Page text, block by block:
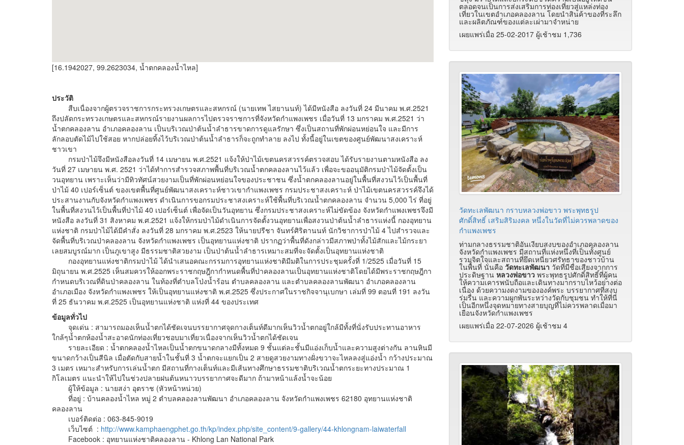
[16.1942027, 99.2623034, น้ำตกคลองน้ำไหล]
ประวัติ
สืบเนื่องจากผู้ตรวจราชการกระทรวงเกษตรและสหกรณ์ (นายเทพ ไสยานนท์) ได้มีหนังสือ ลงวันที่ 24 มีนาคม พ.ศ.2521
ถึงปลัดกระทรวงเกษตรและสหกรณ์รายงานผลการไปตรวจราชการที่จังหวัดกำแพงเพชร เมื่อวันที่ 13 มกราคม พ.ศ.2521 ว่า
น้ำตกคลองลาน อำเภอคลองลาน เป็นบริเวณป่าต้นน้ำลำธารขาดการดูแลรักษา ซึ่งเป็นสถานที่พักผ่อนหย่อนใจ และมีการ
ลักลอบตัดไม้ไปใช้สอย หากปล่อยทิ้งไว้บริเวณป่าต้นน้ำลำธารก็จะถูกทำลาย ลงไป ทั้งนี้อยู่ในเขตของศูนย์พัฒนาสงเคราะห์
ชาวเขา
กรมป่าไม้จึงมีหนังสือลงวันที่ 14 เมษายน พ.ศ.2521 แจ้งให้ป่าไม้เขตนครสวรรค์ตรวจสอบ ได้รับรายงานตามหนังสือ ลง
วันที่ 27 เมษายน พ.ศ. 2521 ว่าได้ทำการสำรวจสภาพพื้นที่บริเวณน้ำตกคลองลานไว้แล้ว เพื่อจะขออนุมัติกรมป่าไม้จัดตั้งเป็น
วนอุทยาน เพราะเห็นว่ามีทิวทัศน์สวยงามเป็นที่พักผ่อนหย่อนใจของประชาชน ซึ่งน้ำตกคลองลานอยู่ในพื้นที่สงวนไว้เป็นพื้นที่
ป่าไม้ 40 เปอร์เซ็นต์ ของเขตพื้นที่ศูนย์พัฒนาสงเคราะห์ชาวเขากำแพงเพชร กรมประชาสงเคราะห์ ป่าไม้เขตนครสวรรค์จึงได้
ประสานงานกับจังหวัดกำแพงเพชร ดำเนินการขอกรมประชาสงเคราะห์ใช้พื้นที่บริเวณน้ำตกคลองลาน จำนวน 5,000 ไร่ ที่อยู่
ในพื้นที่สงวนไว้เป็นพื้นที่ป่าไม้ 40 เปอร์เซ็นต์ เพื่อจัดเป็นวันอุทยาน ซึ่งกรมประชาสงเคราะห์ไม่ขัดข้อง จังหวัดกำแพงเพชรจึงมี
หนังสือ ลงวันที่ 31 สิงหาคม พ.ศ.2521 แจ้งให้กรมป่าไม้ดำเนินการจัดตั้งวนอุทยานเพื่อสงวนป่าต้นน้ำลำธารแห่งนี้ กองอุทยาน
แห่งชาติ กรมป่าไม้ได้มีคำสั่ง ลงวันที่ 28 มกราคม พ.ศ.2523 ให้นายปรีชา จันทร์ศิริตานนท์ นักวิชาการป่าไม้ 4 ไปสำรวจและ
จัดพื้นที่บริเวณป่าคลองลาน จังหวัดกำแพงเพชร เป็นอุทยานแห่งชาติ ปรากฏว่าพื้นที่ดังกล่าวมีสภาพป่าทั้งไม้สักและไม้กระยา
เลยสมบูรณ์มาก เป็นภูเขาสูง มีธรรมชาติสวยงาม เป็นป่าต้นน้ำลำธารเหมาะสมที่จะจัดตั้งเป็นอุทยานแห่งชาติ
กองอุทยานแห่งชาติกรมป่าไม้ ได้นำเสนอคณะกรรมการอุทยานแห่งชาติมีมติในการประชุมครั้งที่ 1/2525 เมื่อวันที่ 15
มิถุนายน พ.ศ.2525 เห็นสมควรให้ออกพระราชกฤษฎีกากำหนดพื้นที่ป่าคลองลานเป็นอุทยานแห่งชาติโดยได้มีพระราชกฤษฎีกา
กำหนดบริเวณที่ดินป่าคลองลาน ในท้องที่ตำบลโป่งน้ำร้อน ตำบลคลองลาน และตำบลคลองลานพัฒนา อำเภอคลองลาน
อำเภอเมือง จังหวัดกำแพงเพชร ให้เป็นอุทยานแห่งชาติ พ.ศ.2525 ซึ่งประกาศในราชกิจจานุเบกษา เล่มที่ 99 ตอนที่ 191 ลงวัน
ที่ 25 ธันวาคม พ.ศ.2525 เป็นอุทยานแห่งชาติ แห่งที่ 44 ของประเทศ
ข้อมูลทั่วไป
จุดเด่น : สามารถมองเห็นน้ำตกได้ชัดเจนบรรยากาศจุดกางเต็นท์ดีมากเห็นวิวน้ำตกอยู่ใกล้มีทั้งที่นั่งรับประทานอาหาร
ใกล้ๆน้ำตกห้องน้ำสะอาดนักท่องเที่ยวชอบมาเที่ยวเนื่องจากเห็นวิวน้ำตกได้ชัดเจน
รายละเอียด : น้ำตกคลองน้ำไหลเป็นน้ำตกขนาดกลางมีทั้งหมด 9 ชั้นแต่ละชั้นมีแอ่งเก็บน้ำและความสูงต่างกัน ลานหินมี
ขนาดกว้างเป็นสีนิล เมื่อตัดกับสายน้ำในชั้นที่ 3 น้ำตกจะแยกเป็น 2 สายดูสวยงามทางฝั่งขวาจะไหลลงสู่แอ่งน้ำ กว้างประมาณ
3 เมตร เหมาะสำหรับการเล่นน้ำตก มีสถานที่กางเต็นท์และมีเส้นทางศึกษาธรรมชาติบริเวณน้ำตกระยะทางประมาณ 1
กิโลเมตร แนะนำให้ไปในช่วงปลายฝนต้นหนาวบรรยากาศจะดีมาก ถ้ามาหน้าแล้งน้ำจะน้อย
ผู้ให้ข้อมูล : นายสง่า อุตราช (หัวหน้าหน่วย)
ที่อยู่ : บ้านคลองน้ำไหล หมู่ 2 ตำบลคลองลานพัฒนา อำเภอคลองลาน จังหวัดกำแพงเพชร 62180 อุทยานแห่งชาติ
คลองลาน
เบอร์ติดต่อ : 063-845-9019
เว็บไซต์ : http://www.kamphaengphet.go.th/kp/index.php/site_content/9-gallery/44-khlongnam-laiwaterfall
Facebook : อุทยานแห่งชาติคลองลาน - Khlong Lan National Park
ตลอดจนเป็นการส่งเสริมการท่องเที่ยวสู่แหล่งท่อง
เที่ยวในเขตอำเภอคลองลาน โดยนำสินค้าของที่ระลึก
และผลิตภัณฑ์ของแต่ละเผ่ามาจำหน่าย
เผยแพร่เมื่อ 25-02-2017 ผู้เช้าชม 1,736
วัดทะเลพัฒนา กราบหลวงพ่อขาว พระพุทธรูป
ศักดิ์สิทธิ์ เสริมสิริมงคล หนึ่งในวัดที่ไม่ควรพลาดของ
กำแพงเพชร
ท่ามกลางธรรมชาติอันเงียบสงบของอำเภอคลองลาน
จังหวัดกำแพงเพชร มีสถานที่แห่งหนึ่งที่เป็นทั้งศูนย์
รวมจิตใจและสถานที่ยึดเหนี่ยวศรัทธาของชาวบ้าน
ในพื้นที่ นั่นคือ วัดทะเลพัฒนา วัดที่มีชื่อเสียงจากการ
ประดิษฐาน หลวงพ่อขาว พระพุทธรูปศักดิ์สิทธิ์ที่ผู้คน
ให้ความเคารพนับถือและเดินทางมากราบไหว้อย่างต่อ
เนื่อง ด้วยความงดงามขององค์พระ บรรยากาศที่สงบ
ร่มรื่น และความผูกพันระหว่างวัดกับชุมชน ทำให้ที่นี่
เป็นอีกหนึ่งจุดหมายทางสายบุญที่ไม่ควรพลาดเมื่อมา
เยือนจังหวัดกำแพงเพชร
เผยแพร่เมื่อ 22-07-2026 ผู้เช้าชม 4